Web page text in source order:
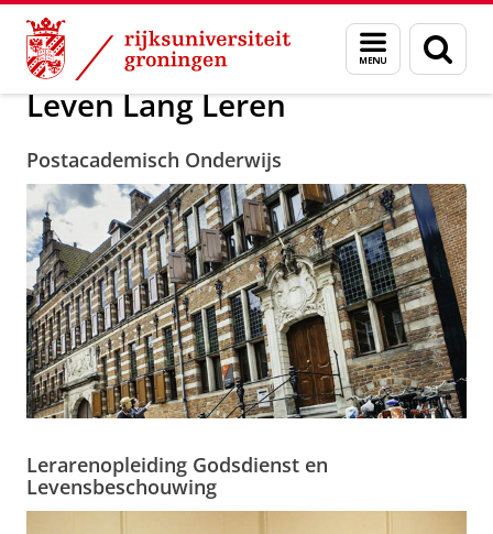
Skip
Content
Skip
Navigation
Menu
en
zoeken
Leven Lang Leren
Leven Lang Leren
Postacademisch Onderwijs
Lerarenopleiding Godsdienst en
Levensbeschouwing